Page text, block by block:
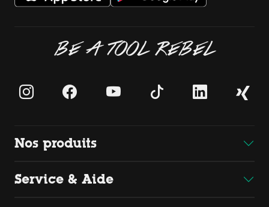
BE A TOOL REBEL
Nos produits
Service & Aide